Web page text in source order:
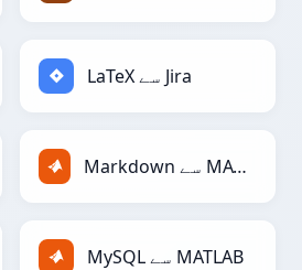
LaTeX سے Jira
Markdown سے MATLAB
MySQL سے MATLAB